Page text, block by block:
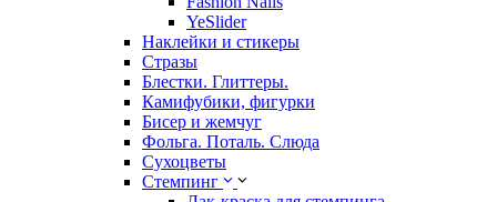
YeSlider
Наклейки и стикеры
Стразы
Блестки. Глиттеры.
Камифубики, фигурки
Бисер и жемчуг
Фольга. Поталь. Слюда
Сухоцветы
Стемпинг